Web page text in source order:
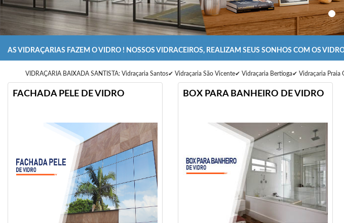
AS VIDRAÇARIAS FAZEM O VIDRO ! NOSSOS VIDRACEIROS, REALIZAM SEUS SONHOS COM OS
VIDRAÇARIA
BAIXADA
Vidraçaria
Santos✔
Vidraçaria
Vicente✔
VIDRAÇARIA BAIXADA SANTISTA: Vidraçaria Santos✔ Vidraçaria São Vicente✔ Vidraçaria Bertioga✔ Vidraçaria
FACHADA PELE DE VIDRO BOX PARA BANHEIRO DE VIDRO